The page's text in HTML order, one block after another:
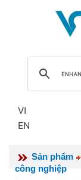
VI
EN
Sản phẩm
công nghiệp